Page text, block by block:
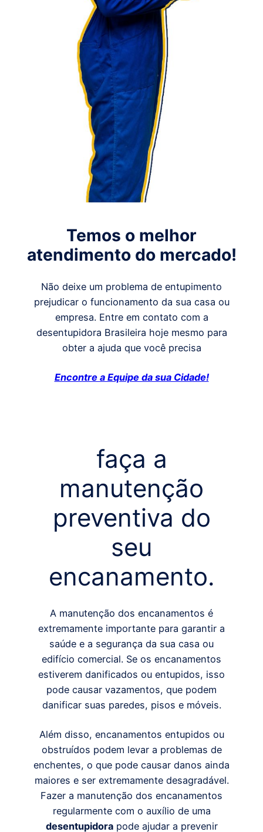
Temos o melhor
atendimento do mercado!
Não deixe um problema de entupimento
prejudicar o funcionamento da sua casa ou
empresa. Entre em contato com a
desentupidora Brasileira hoje mesmo para
obter a ajuda que você precisa
Encontre a Equipe da sua Cidade!
faça a
manutenção
preventiva do
seu
encanamento.
A manutenção dos encanamentos é
extremamente importante para garantir a
saúde e a segurança da sua casa ou
edifício comercial. Se os encanamentos
estiverem danificados ou entupidos, isso
pode causar vazamentos, que podem
danificar suas paredes, pisos e móveis.
Além disso, encanamentos entupidos ou
obstruídos podem levar a problemas de
enchentes, o que pode causar danos ainda
maiores e ser extremamente desagradável.
Fazer a manutenção dos encanamentos
regularmente com o auxílio de uma
desentupidorapode ajudar a prevenir